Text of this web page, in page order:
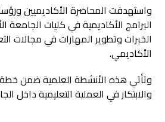
واستهدفت المحاضرة الأكاديميين
البرامج الأكاديمية في كليات الجامعة
الخبرات وتطوير المهارات في مجالات
الأكاديمي.
وتأتي هذه الأنشطة العلمية ضمن خطة
والابتكار في العملية التعليمية داخل